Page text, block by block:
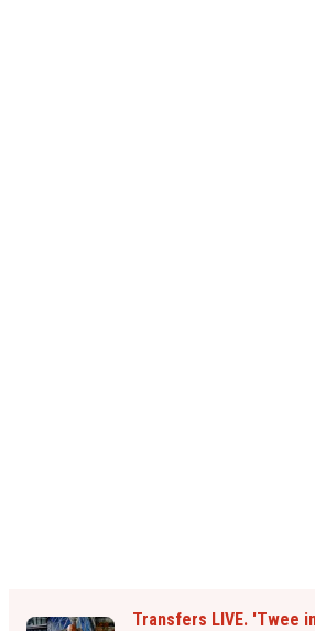
Transfers LIVE. 'Twee